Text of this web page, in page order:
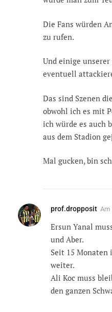
Die Fans würden
zu rufen.
Und einige
eventuell
Das sind Szenen
obwohl ich es mit
ich würde es auch
aus dem Stadion
Mal gucken, bin
prof.dropposit Am
Ersun Yanal
und Aber.
Seit 15 Monaten
weiter.
Ali Koc muss
den ganzen